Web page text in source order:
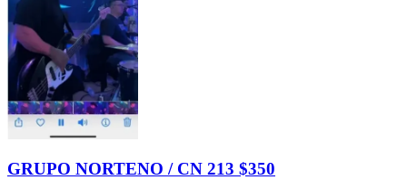
GRUPO NORTENO / CN 213 $350